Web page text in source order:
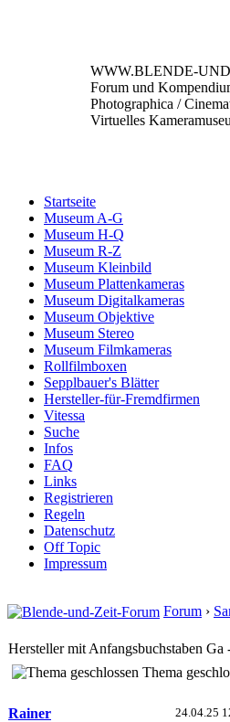
WWW.BLENDE-
Forum und
Photographica /
Virtuelles
Startseite
Museum A-G
Museum H-Q
Museum R-Z
Museum Kleinbild
Museum Plattenkameras
Museum Digitalkameras
Museum Objektive
Museum Stereo
Museum Filmkameras
Rollfilmboxen
Sepplbauer's Blätter
Hersteller-für-Fremdfirmen
Vitessa
Suche
Infos
FAQ
Links
Registrieren
Regeln
Datenschutz
Off Topic
Impressum
Forum ›
Hersteller mit Anfangsbuchstaben Ga
Thema
24.04.25
Rainer